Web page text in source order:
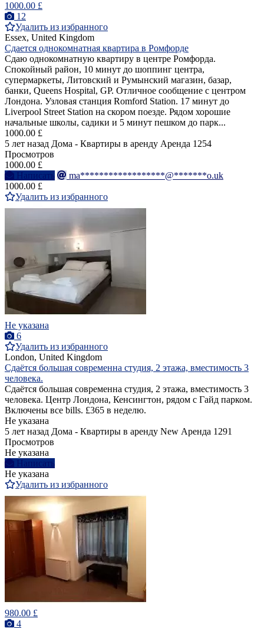
1000.00 £
12
Удалить из избранного
Essex, United Kingdom
Сдается однокомнатная квартира в Ромфорде
Сдаю однокомнатную квартиру в центре Ромфорда.
Спокойный район, 10 минут до шоппинг центра,
супермаркеты, Литовский и Румынский магазин, базар,
банки, Queens Hospital, GP. Отличное сообщение с центром
Лондона. Узловая станция Romford Station. 17 минут до
Liverpool Street Station на скором поезде. Рядом хорошие
начальные школы, садики и 5 минут пешком до парк...
1000.00 £
5 лет назад Дома - Квартиры в аренду Аренда 1254
Просмотров
1000.00 £
Написать
ma******************@*******o.uk
1000.00 £
Удалить из избранного
Не указана
6
Удалить из избранного
London, United Kingdom
Сдаётся большая современна студия, 2 этажа, вместимость 3
человека.
Сдаётся большая современна студия, 2 этажа, вместимость 3
человека. Центр Лондона, Кенсингтон, рядом с Гайд парком.
Включены все bills. £365 в неделю.
Не указана
5 лет назад Дома - Квартиры в аренду New Аренда 1291
Просмотров
Не указана
Написать
Не указана
Удалить из избранного
980.00 £
4